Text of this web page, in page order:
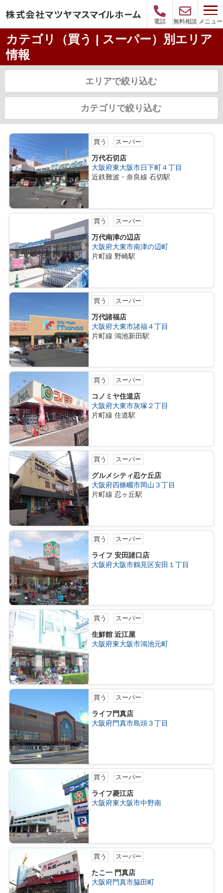
電話 無料相談 メニュー
カテゴリ（買う | スーパー）別エリア
情報
エリアで絞り込む
カテゴリで絞り込む
買う スーパー
万代石切店
大阪府東大阪市日下町４丁目
近鉄難波・奈良線 石切駅
買う スーパー
万代南津の辺店
大阪府大東市南津の辺町
片町線 野崎駅
買う スーパー
万代諸福店
大阪府大東市諸福４丁目
片町線 鴻池新田駅
買う スーパー
コノミヤ住道店
大阪府大東市灰塚２丁目
片町線 住道駅
買う スーパー
グルメシティ忍ケ丘店
大阪府四條畷市岡山３丁目
片町線 忍ヶ丘駅
買う スーパー
ライフ 安田諸口店
大阪府大阪市鶴見区安田１丁目
買う スーパー
生鮮館 近江屋
大阪府東大阪市鴻池元町
買う スーパー
ライフ門真店
大阪府門真市島頭３丁目
買う スーパー
ライフ菱江店
大阪府東大阪市中野南
買う スーパー
たこ一 門真店
大阪府門真市脇田町